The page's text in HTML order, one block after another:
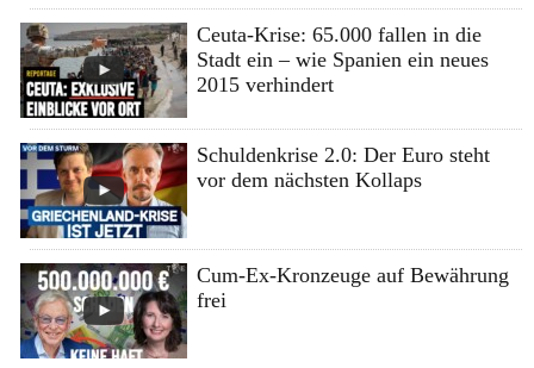
Ceuta-Krise: 65.000 fallen in die
Stadt ein – wie Spanien ein neues
2015 verhindert
Schuldenkrise 2.0: Der Euro steht
vor dem nächsten Kollaps
Cum-Ex-Kronzeuge auf Bewährung
frei